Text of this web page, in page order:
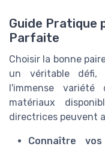
Guide Pratique
Parfaite
Choisir la bonne
un véritable défi,
l'immense
matériaux
directrices peuvent
Connaître